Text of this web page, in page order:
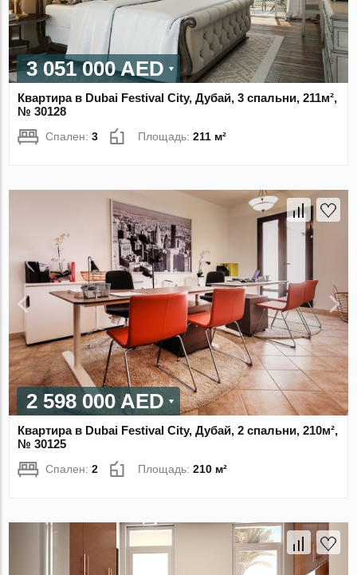
3 051 000 AED
Квартира в Dubai Festival City, Дубай, 3 спальни, 211м²,
№ 30128
Спален:3 Площадь:211 м²
2 598 000 AED
Квартира в Dubai Festival City, Дубай, 2 спальни, 210м²,
№ 30125
Спален:2 Площадь:210 м²